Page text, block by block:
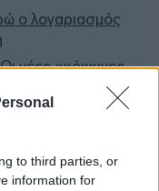
to third parties, or
information for
ο λογαριασμός
νέες «κόκκινες
τι αλλάζει σε